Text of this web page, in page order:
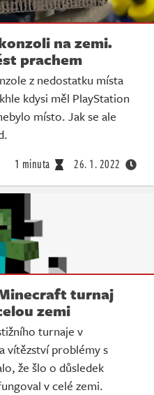
na zemi.
prachem
z nedostatku místa
kdysi měl PlayStation
místo. Jak se ale
1 minuta 26. 1. 2022
turnaj
zemi
turnaje v
vítězství problémy s
že šlo o důsledek
v celé zemi.